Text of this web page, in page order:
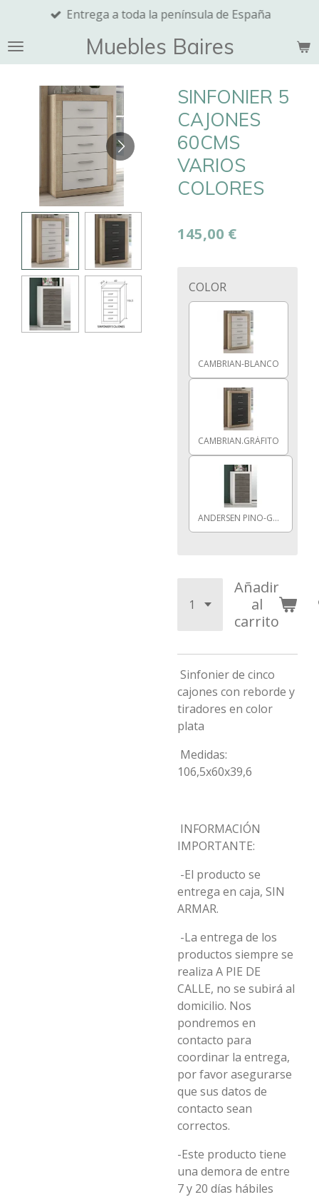
contenido
principal
Muebles Baires
Entrega a toda la península de España
SINFONIER 5
CAJONES
60CMS
VARIOS
COLORES
145,00 €
COLOR
CAMBRIAN-BLANCO
CAMBRIAN.GRÁFITO
ANDERSEN PINO-GRIS
Añadir
al
carrito
Sinfonier de cinco
cajones con reborde y
tiradores en color
plata
Medidas:
106,5x60x39,6
INFORMACIÓN
IMPORTANTE:
-El producto se
entrega en caja, SIN
ARMAR.
-La entrega de los
productos siempre se
realiza A PIE DE
CALLE, no se subirá al
domicilio. Nos
pondremos en
contacto para
coordinar la entrega,
por favor asegurarse
que sus datos de
contacto sean
correctos.
-Este producto tiene
una demora de entre
7 y 20 días hábiles